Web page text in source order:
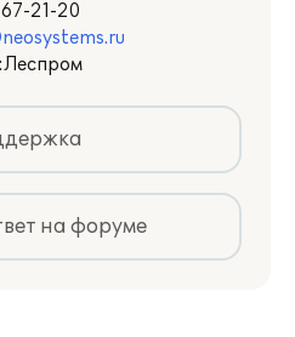
67-21-20
на форуме